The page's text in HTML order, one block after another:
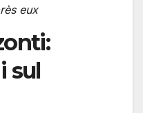
eux
sul